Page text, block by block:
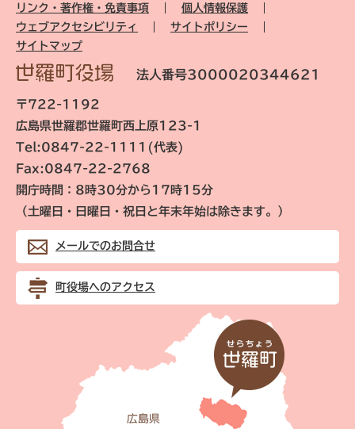
リンク・著作権・免責事項
個人情報保護
ウェブアクセシビリティ
サイトポリシー
サイトマップ
法人番号3000020344621
〒722-1192
広島県世羅郡世羅町西上原123-1
Tel:0847-22-1111(代表)
Fax:0847-22-2768
開庁時間：8時30分から17時15分
（土曜日・日曜日・祝日と年末年始は除きます。）
メールでのお問合せ
町役場へのアクセス